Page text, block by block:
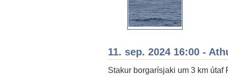
11. sep. 2024 16:00 -
Stakur borgarísjaki um 3 km